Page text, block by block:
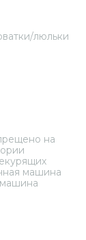
люльки
на
машина